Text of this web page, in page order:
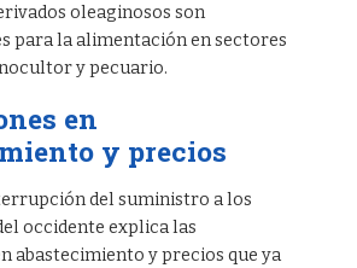
oleaginosos son
para la alimentación en sectores
y pecuario.
en
y precios
del suministro a los
occidente explica las
abastecimiento y precios que ya